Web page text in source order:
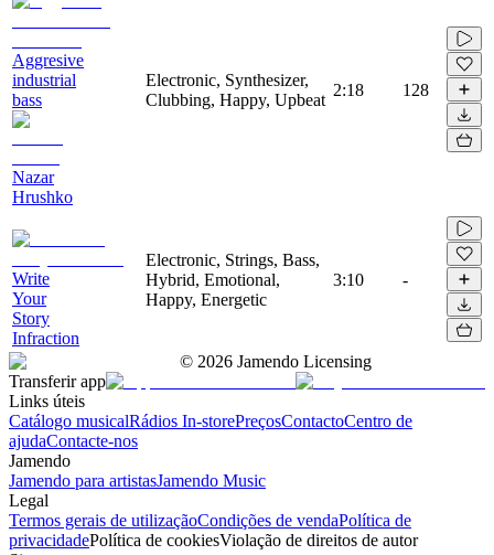
Aggresive
industrial
bass
Nazar
Hrushko
Electronic, Synthesizer,
Clubbing, Happy, Upbeat
2:18 128
Write
Your
Story
Infraction
Electronic, Strings, Bass,
Hybrid, Emotional,
Happy, Energetic
3:10 -
© 2026 Jamendo Licensing
Transferir app
Links úteis
Catálogo musicalRádios In-storePreçosContactoCentro de
ajudaContacte-nos
Jamendo
Jamendo para artistasJamendo Music
Legal
Termos gerais de utilizaçãoCondições de vendaPolítica de
privacidadePolítica de cookiesViolação de direitos de autor